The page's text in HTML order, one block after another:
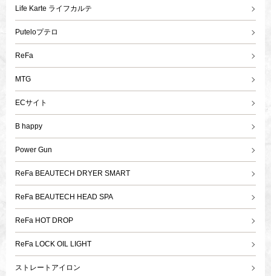
Life Karte ライフカルテ
Puteloプテロ
ReFa
MTG
ECサイト
B happy
Power Gun
ReFa BEAUTECH DRYER SMART
ReFa BEAUTECH HEAD SPA
ReFa HOT DROP
ReFa LOCK OIL LIGHT
ストレートアイロン